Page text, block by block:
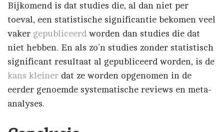
Bijkomend is dat studies die, al dan niet per
toeval, een statistische significantie bekomen veel
vaker gepubliceerd worden dan studies die dat
niet hebben. En als zo’n studies zonder statistisch
significant resultaat al gepubliceerd worden, is de
kans kleiner dat ze worden opgenomen in de
eerder genoemde systematische reviews en meta-
analyses.